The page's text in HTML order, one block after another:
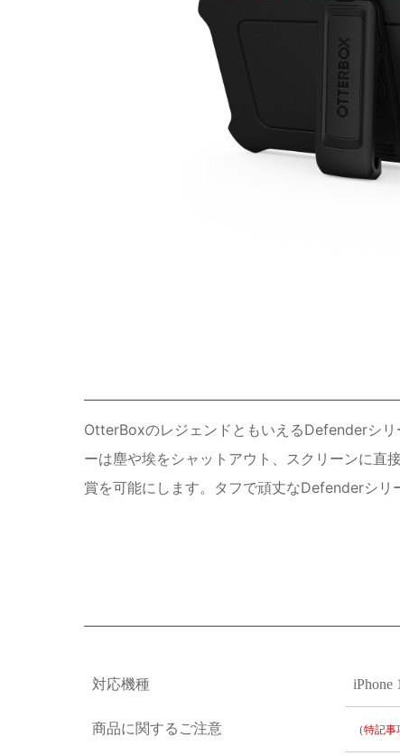
OtterBoxのレジェンドともいえるDefenderシ
ーは塵や埃をシャットアウト、スクリーンに直
賞を可能にします。タフで頑丈なDefenderシリ
対応機種 iPhone
商品に関するご注意 （特記事